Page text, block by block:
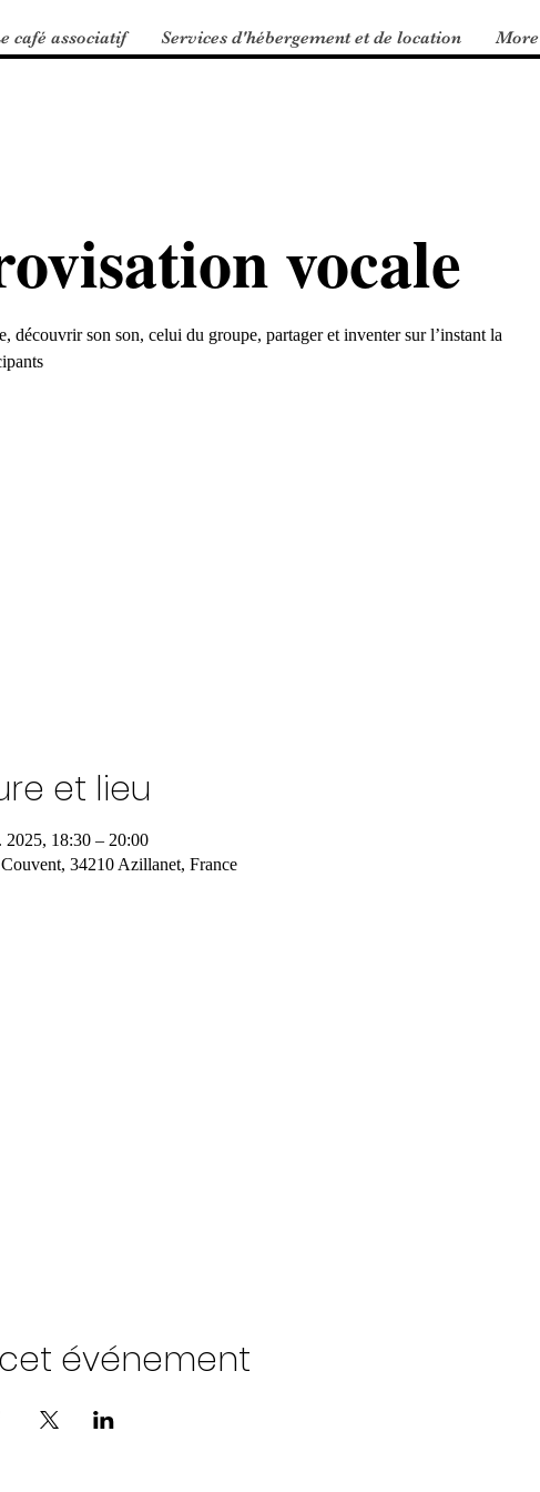
café associatif Services d'hébergement et de location More
vocale
découvrir son son, celui du groupe, partager et inventer sur l’instant la
et lieu
2025, 18:30 – 20:00
34210 Azillanet, France
événement